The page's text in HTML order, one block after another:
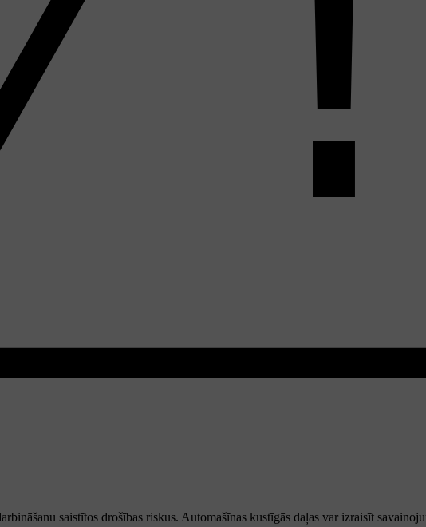
saistītos drošības riskus. Automašīnas kustīgās daļas var izraisīt